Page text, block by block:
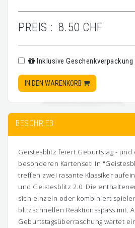
PREIS : 8.50 CHF
Inklusive Geschenkverpackung
IN DEN WARENKORB
BESCHRIEB
Geistesblitz feiert Geburtstag - und
besonderen Kartenset! In
treffen zwei rasante Klassiker
und Geistesblitz 2.0. Die
sich einzeln oder kombiniert
blitzschnellen Reaktionsspass mit.
Geburtstagsüberraschung wartet